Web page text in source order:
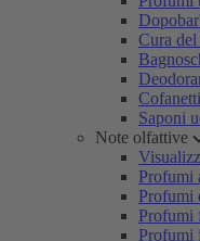
Cura
Saponi
Note olfattive
Profumi
Profumi
Profumi
Profumi